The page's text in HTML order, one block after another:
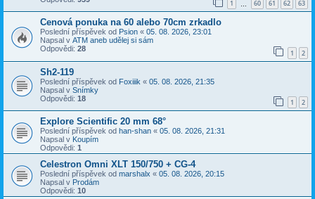
1 60 61 62 63
Cenová ponuka na 60 alebo 70cm zrkadlo
Poslední příspěvek od Psion « 05. 08. 2026, 23:01
Napsal v ATM aneb udělej si sám
Odpovědi: 28 1 2
Sh2-119
Poslední příspěvek od Foxiiik « 05. 08. 2026, 21:35
Napsal v Snímky
Odpovědi: 18 1 2
Explore Scientific 20 mm 68°
Poslední příspěvek od han-shan « 05. 08. 2026, 21:31
Napsal v Koupím
Odpovědi: 1
Celestron Omni XLT 150/750 + CG-4
Poslední příspěvek od marshalx « 05. 08. 2026, 20:15
Napsal v Prodám
Odpovědi: 10